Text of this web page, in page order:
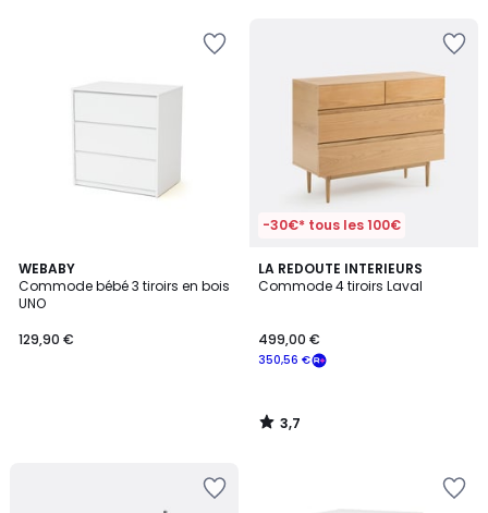
WEBABY
Commode bébé 3 tiroirs en bois
UNO
129,90 €
-30€* tous les 100€
LA REDOUTE INTERIEURS
Commode 4 tiroirs Laval
350,56 €
499,00 €
3,7
/ 5
3,7
/